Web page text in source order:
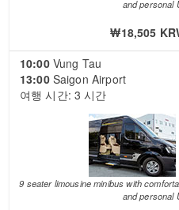
and personal
₩18,505
10:00Vung Tau
13:00Saigon Airport
여행 시간: 3 시간
9 seater limousine minibus with
and personal